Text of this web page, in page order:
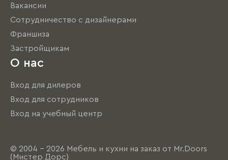
Вакансии
Сотрудничество с дизайнерами
Франшиза
Застройщикам
О нас
Вход для дилеров
Вход для сотрудников
Вход на учебный центр
© 2004 - 2026 Мебель и кухни на заказ от Mr.Doors
(Мистер Дорс)